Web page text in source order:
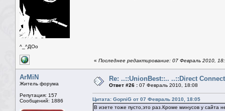
^_^ДОо
« Последнее редактирование: 07 Февраль 2010,
ArMiN
Житель форума
Репутация: 157
Сообщений: 1886
Re: ..::UnionBest::.. ..::Direct
Ответ #26 : 07 Февраль 2010, 18:08
Цитата: GopniG от 07 Февраль 2010, 18:05
В изете тоже пусто,это раз.Кроме минусов у сайта